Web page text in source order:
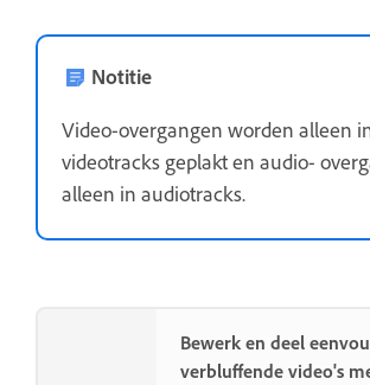
Notitie
Video-overgangen worden alleen
videotracks geplakt en audio-
alleen in audiotracks.
Bewerk en deel
verbluffende video's